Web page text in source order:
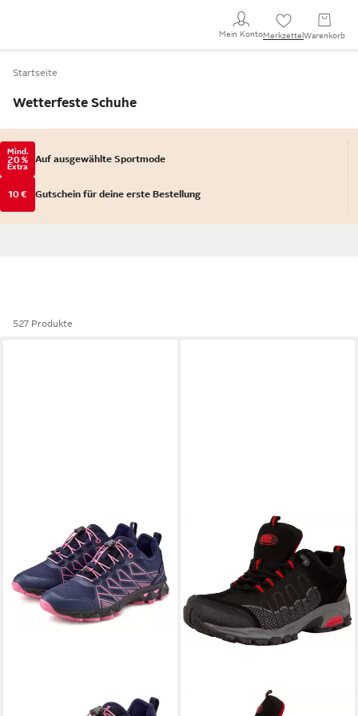
Mein KontoMerkzettel Warenkorb
Startseite
Wetterfeste Schuhe
Mind.
20 %
Extra
Auf ausgewählte Sportmode
10 € Gutschein für deine erste Bestellung
527 Produkte